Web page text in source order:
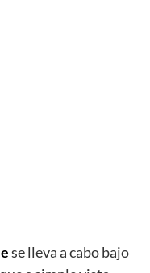
se lleva a cabo bajo